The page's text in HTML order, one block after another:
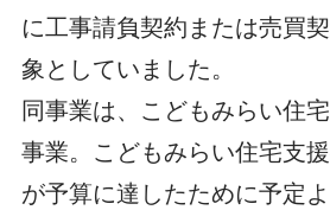
に工事請負契約または売買
象としていました。
同事業は、こどもみらい住
事業。こどもみらい住宅支
が予算に達したために予定